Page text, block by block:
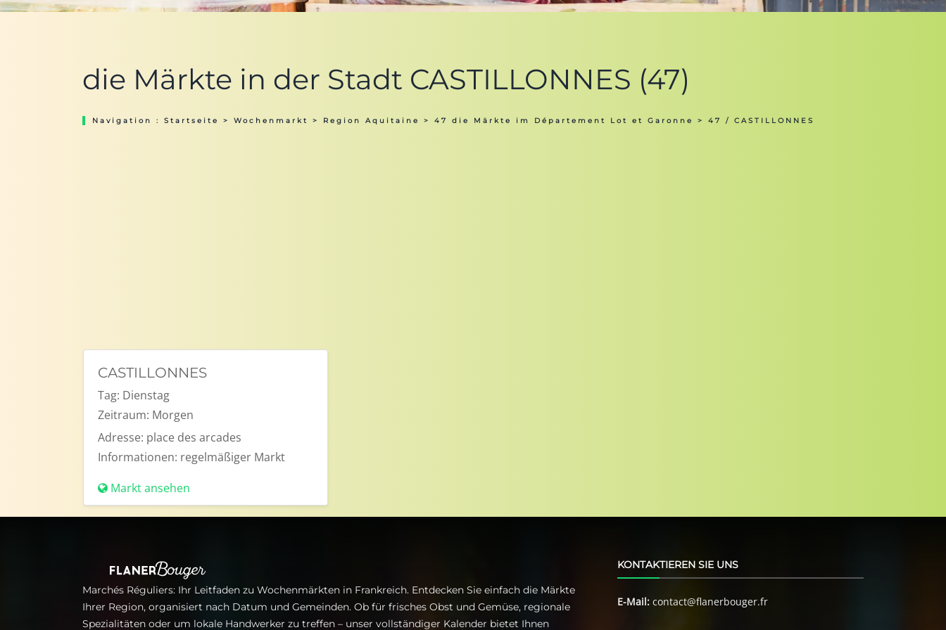
die Märkte in der Stadt CASTILLONNES (47)
Navigation : Startseite > Wochenmarkt > Region Aquitaine > 47 die Märkte im Département Lot et Garonne > 47 / CASTILLONNES
CASTILLONNES
Tag: Dienstag
Zeitraum: Morgen
Adresse: place des arcades
Informationen: regelmäßiger Markt
Markt ansehen
Marchés Réguliers: Ihr Leitfaden zu Wochenmärkten in Frankreich. Entdecken Sie einfach die Märkte
Ihrer Region, organisiert nach Datum und Gemeinden. Ob für frisches Obst und Gemüse, regionale
Spezialitäten oder um lokale Handwerker zu treffen – unser vollständiger Kalender bietet Ihnen
KONTAKTIEREN SIE UNS
E-Mail: contact@flanerbouger.fr